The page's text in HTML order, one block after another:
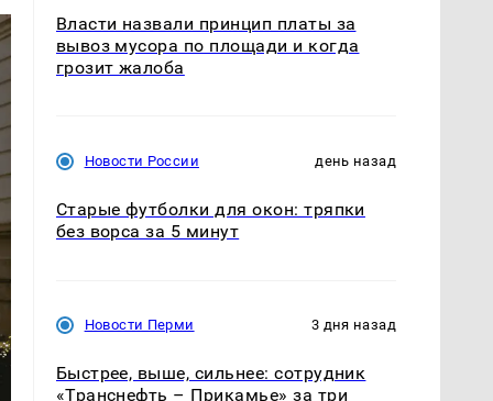
Власти назвали принцип платы за
вывоз мусора по площади и когда
грозит жалоба
Новости России день назад
Старые футболки для окон: тряпки
без ворса за 5 минут
Новости Перми 3 дня назад
Быстрее, выше, сильнее: сотрудник
«Транснефть – Прикамье» за три